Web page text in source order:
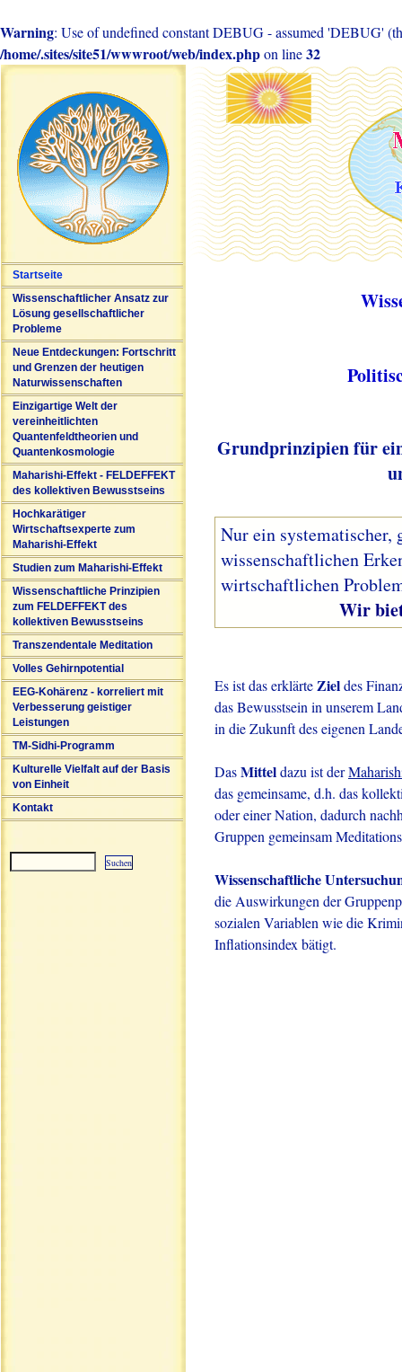
Warning: Use of undefined constant DEBUG - assumed 'DEBUG'
/home/.sites/site51/wwwroot/web/index.phpon line32
Startseite
Wissenschaftlicher Ansatz zur
Lösung gesellschaftlicher
Probleme
Neue Entdeckungen: Fortschritt
und Grenzen der heutigen
Naturwissenschaften
Einzigartige Welt der
vereinheitlichten
Quantenfeldtheorien und
Quantenkosmologie
Maharishi-Effekt - FELDEFFEKT
des kollektiven Bewusstseins
Hochkarätiger
Wirtschaftsexperte zum
Maharishi-Effekt
Studien zum Maharishi-Effekt
Wissenschaftliche Prinzipien
zum FELDEFFEKT des
kollektiven Bewusstseins
Transzendentale Meditation
Volles Gehirnpotential
EEG-Kohärenz - korreliert mit
Verbesserung geistiger
Leistungen
TM-Sidhi-Programm
Kulturelle Vielfalt auf der Basis
von Einheit
Kontakt
Grundprinzipien für
Nur ein systematischer,
wissenschaftlichen
wirtschaftlichen
Wir bieten
Es ist das erklärteZieldes
das Bewusstsein in unserem
in die Zukunft des eigenen
DasMitteldazu ist der
das gemeinsame, d.h. das
oder einer Nation, dadurch
Gruppen gemeinsam
Wissenschaftliche
die Auswirkungen der
sozialen Variablen wie die
Inflationsindex bätigt.